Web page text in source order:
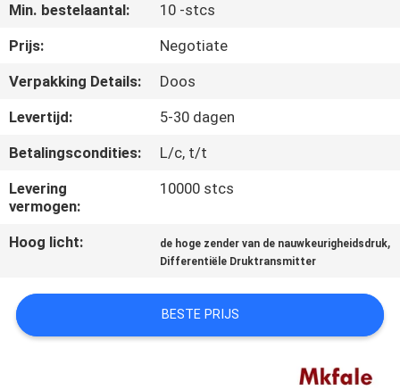
CONTACTEER
ONS
NIEUWS
VERZOEK
OM EEN
CITAAT
PRIVACYBELEID
Min. bestelaantal:
10 -stcs
Prijs:
Negotiate
Verpakking Details:
Doos
Levertijd:
5-30 dagen
Betalingscondities:
L/c, t/t
Levering
vermogen:
10000 stcs
Hoog licht: de hoge zender van de nauwkeurigheidsdruk,
Differentiële Druktransmitter
BESTE PRIJS